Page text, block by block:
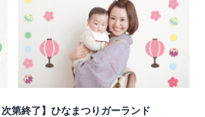
第終了】ひなまつりガーランド